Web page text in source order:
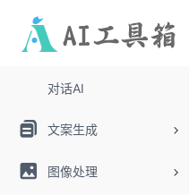
对话AI
文案生成
图像处理